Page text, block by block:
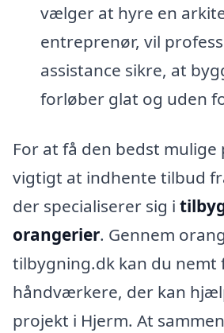
vælger at hyre en
entreprenør, vil
assistance sikre, at
forløber glat og uden
For at få den bedst mulige
vigtigt at indhente tilbud
der specialiserer sig i
orangerier. Gennem
tilbygning.dk kan du nemt
håndværkere, der kan
projekt i Hjerm. At